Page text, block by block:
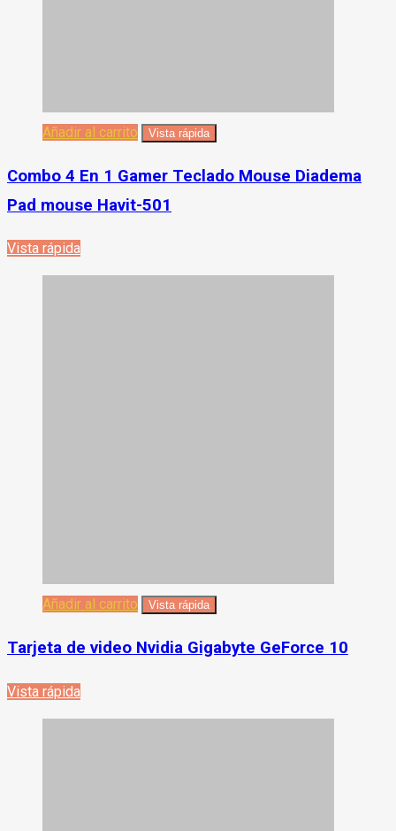
Añadir al carrito Vista rápida
Combo 4 En 1 Gamer Teclado Mouse Diadema
Pad mouse Havit-501
Vista rápida
Añadir al carrito Vista rápida
Tarjeta de video Nvidia Gigabyte GeForce 10
Vista rápida